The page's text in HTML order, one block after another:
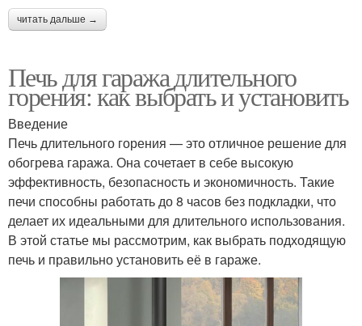
читать дальше →
Печь для гаража длительного
горения: как выбрать и установить
Введение
Печь длительного горения — это отличное решение для
обогрева гаража. Она сочетает в себе высокую
эффективность, безопасность и экономичность. Такие
печи способны работать до 8 часов без подкладки, что
делает их идеальными для длительного использования.
В этой статье мы рассмотрим, как выбрать подходящую
печь и правильно установить её в гараже.